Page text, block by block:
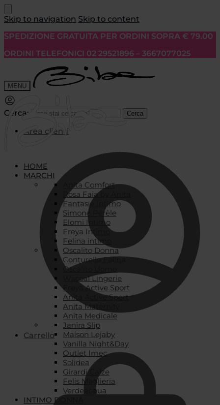
Skip to navigation Skip to content
SPEDIZIONE GRATUITA PER ORDINI SOPRA € 79.00
ORDINI TELEFONICI 02 29521896 – 3667077025
MENU
Cerca: Cerca
Area clienti
Carrello
HOME
MARCHI
Anita Comfort
Rosa Faia by Anita
Fantasie Intimo
Simone Pérèle
Elomi Intimo
Freya Intimo
Felina intimo
Oscalito Donna
Conturelle Felina
Oscalito Uomo
Wacoal Lingerie
Freya Active Sport
Anita Active Sport
Anita Maternity
Anita Medicale
Janira Slip
Maison Lejaby
Vanilla Night&Day
Outlet Imec
Solidea
Girardi Calze
Felis Maglieria
Verdeacqua
INTIMO DONNA